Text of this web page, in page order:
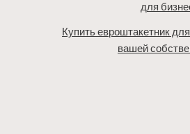
для
Купить евроштакетник
вашей